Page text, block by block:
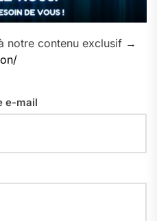
notre contenu exclusif →
e-mail